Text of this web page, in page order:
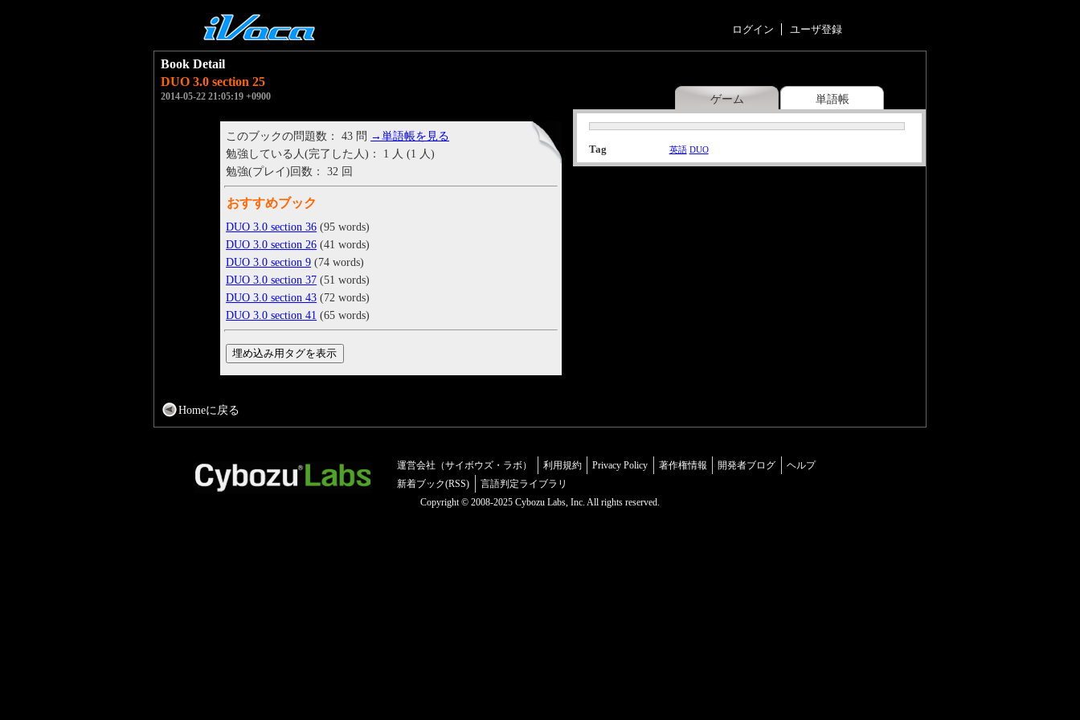
ログイン ユーザ登録
ゲーム 単語帳
Book Detail
DUO 3.0 section 25
2014-05-22 21:05:19 +0900
Tag 英語 DUO
このブックの問題数： 43 問 →単語帳を見る
勉強している人(完了した人)： 1 人 (1 人)
勉強(プレイ)回数： 32 回
おすすめブック
DUO 3.0 section 36 (95 words)
DUO 3.0 section 26 (41 words)
DUO 3.0 section 9 (74 words)
DUO 3.0 section 37 (51 words)
DUO 3.0 section 43 (72 words)
DUO 3.0 section 41 (65 words)
Homeに戻る
運営会社（サイボウズ・ラボ） 利用規約 Privacy Policy 著作権情報 開発者ブログ
ヘルプ
新着ブック(RSS)
言語判定ライブラリ
Copyright © 2008-2025 Cybozu Labs, Inc. All rights reserved.